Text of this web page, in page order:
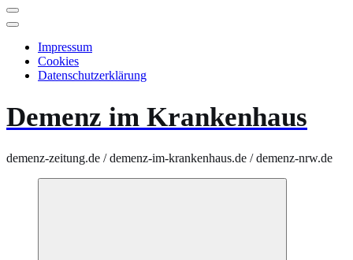
Impressum
Cookies
Datenschutzerklärung
Demenz im Krankenhaus
demenz-zeitung.de / demenz-im-krankenhaus.de / demenz-nrw.de